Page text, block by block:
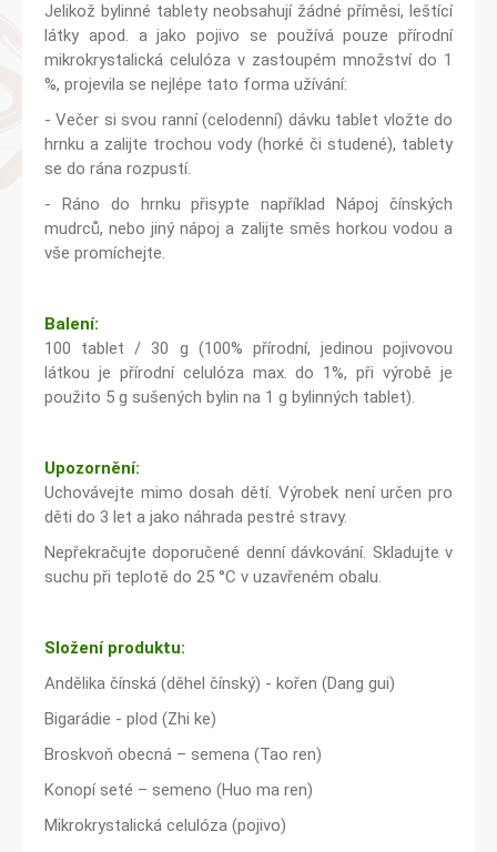
Jelikož bylinné tablety neobsahují žádné příměsi, leštící
látky apod. a jako pojivo se používá pouze přírodní
mikrokrystalická celulóza v zastoupém množství do 1
%, projevila se nejlépe tato forma užívání:
- Večer si svou ranní (celodenní) dávku tablet vložte do
hrnku a zalijte trochou vody (horké či studené), tablety
se do rána rozpustí.
- Ráno do hrnku přisypte například Nápoj čínských
mudrců, nebo jiný nápoj a zalijte směs horkou vodou a
vše promíchejte.
Balení:
100 tablet / 30 g (100% přírodní, jedinou pojivovou
látkou je přírodní celulóza max. do 1%, při výrobě je
použito 5 g sušených bylin na 1 g bylinných tablet).
Upozornění:
Uchovávejte mimo dosah dětí. Výrobek není určen pro
děti do 3 let a jako náhrada pestré stravy.
Nepřekračujte doporučené denní dávkování. Skladujte v
suchu při teplotě do 25 °C v uzavřeném obalu.
Složení produktu:
Andělika čínská (děhel čínský) - kořen (Dang gui)
Bigarádie - plod (Zhi ke)
Broskvoň obecná – semena (Tao ren)
Konopí seté – semeno (Huo ma ren)
Mikrokrystalická celulóza (pojivo)